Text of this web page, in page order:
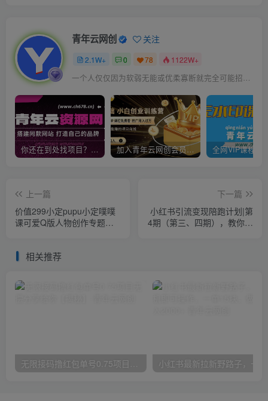
青年云网创 关注
2.1W+ 0 78 1122W+
一个人仅仅因为软弱无能或优柔寡断就完全可能招致痛苦
你还在到处找项目？还在当韭菜？我靠卖项目一个月收入5万+，曾经我也是个失败者。 加入青年云网创会员，全站资源免费学习。加入高级合伙人，推广日入1000+
上一篇
价值299小定pupu小定噗噗
课可爱Q版人物创作专题教
下一篇
小红书引流变现陪跑计划|第
4期（第三、四期），教你如
相关推荐
无限接码撸红包单号0.75项目无偿分享给你【揭秘】